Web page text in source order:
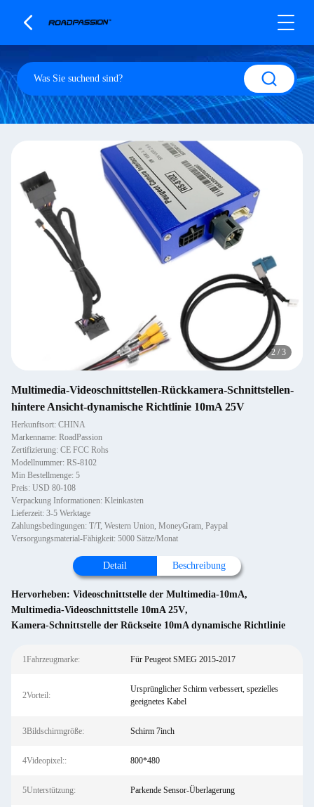
2 / 3
Multimedia-Videoschnittstellen-Rückkamera-Schnittstellen-
hintere Ansicht-dynamische Richtlinie 10mA 25V
Herkunftsort: CHINA
Markenname: RoadPassion
Zertifizierung: CE FCC Rohs
Modellnummer: RS-8102
Min Bestellmenge: 5
Preis: USD 80-108
Verpackung Informationen: Kleinkasten
Lieferzeit: 3-5 Werktage
Zahlungsbedingungen: T/T, Western Union, MoneyGram, Paypal
Versorgungsmaterial-Fähigkeit: 5000 Sätze/Monat
Detail Beschreibung
Hervorheben: Videoschnittstelle der Multimedia-10mA,
Multimedia-Videoschnittstelle 10mA 25V,
Kamera-Schnittstelle der Rückseite 10mA dynamische Richtlinie
1Fahrzeugmarke: Für Peugeot SMEG 2015-2017
2Vorteil:
Ursprünglicher Schirm verbessert, spezielles
geeignetes Kabel
3Bildschirmgröße: Schirm 7inch
4Videopixel:: 800*480
5Unterstützung: Parkende Sensor-Überlagerung